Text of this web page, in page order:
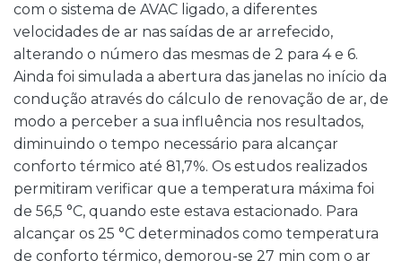
com o sistema de AVAC ligado, a diferentes
velocidades de ar nas saídas de ar arrefecido,
alterando o número das mesmas de 2 para 4 e 6.
Ainda foi simulada a abertura das janelas no início da
condução através do cálculo de renovação de ar, de
modo a perceber a sua influência nos resultados,
diminuindo o tempo necessário para alcançar
conforto térmico até 81,7%. Os estudos realizados
permitiram verificar que a temperatura máxima foi
de 56,5 °C, quando este estava estacionado. Para
alcançar os 25 °C determinados como temperatura
de conforto térmico, demorou-se 27 min com o ar